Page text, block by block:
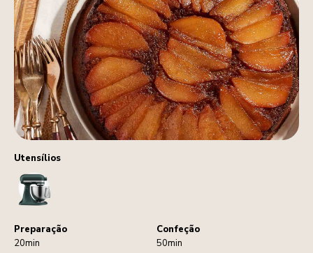
Utensílios
StandMixer
Preparação
20min
Confeção
50min